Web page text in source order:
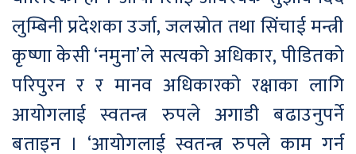
लुम्बिनी प्रदेशका उर्जा, जलस्रोत तथा सिंचाई मन्त्री
कृष्णा केसी ‘नमुना’ले सत्यको अधिकार, पीडितको
परिपुरन र र मानव अधिकारको रक्षाका लागि
आयोगलाई स्वतन्त्र रुपले अगाडी बढाउनुपर्ने
बताइन । ‘आयोगलाई स्वतन्त्र रुपले काम गर्न